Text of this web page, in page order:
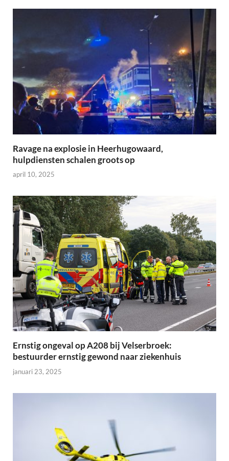
Ravage na explosie in Heerhugowaard,
hulpdiensten schalen groots op
april 10, 2025
Ernstig ongeval op A208 bij Velserbroek:
bestuurder ernstig gewond naar ziekenhuis
januari 23, 2025